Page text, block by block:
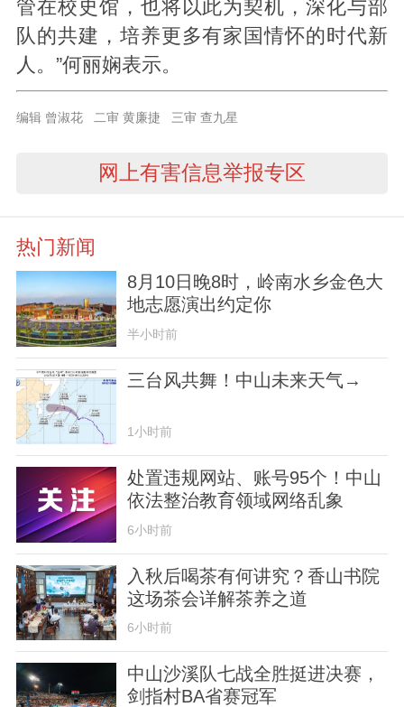
管在校史馆，也将以此为契机，深化与部
队的共建，培养更多有家国情怀的时代新
人。”何丽娴表示。
编辑 曾淑花 二审 黄廉捷 三审 查九星
网上有害信息举报专区
热门新闻
8月10日晚8时，岭南水乡金色大
地志愿演出约定你
半小时前
三台风共舞！中山未来天气→
1小时前
处置违规网站、账号95个！中山
依法整治教育领域网络乱象
6小时前
入秋后喝茶有何讲究？香山书院
这场茶会详解茶养之道
6小时前
中山沙溪队七战全胜挺进决赛，
剑指村BA省赛冠军